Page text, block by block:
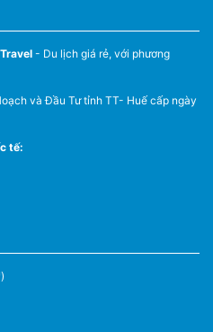
- Du lịch giá rẻ, với phương
và Đầu Tư tỉnh TT- Huế cấp ngày
tế: